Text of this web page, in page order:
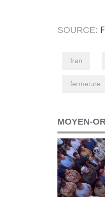
SOURCE:
Iran
fermeture
MOYEN-